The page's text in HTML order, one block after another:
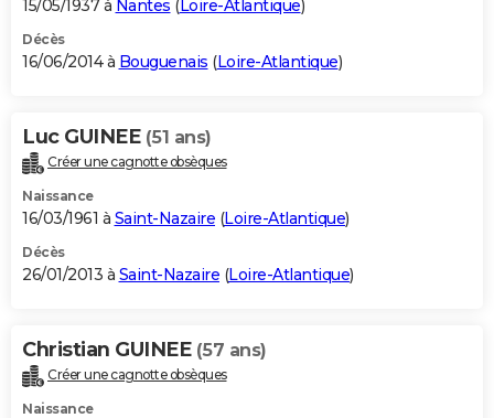
15/05/1937 à Nantes ( Loire-Atlantique)
Décès
16/06/2014 à Bouguenais (Loire-Atlantique)
Luc GUINEE (51 ans)
Créer une cagnotte obsèques
Naissance
16/03/1961 à Saint-Nazaire (Loire-Atlantique)
Décès
26/01/2013 à Saint-Nazaire (Loire-Atlantique)
Christian GUINEE (57 ans)
Créer une cagnotte obsèques
Naissance